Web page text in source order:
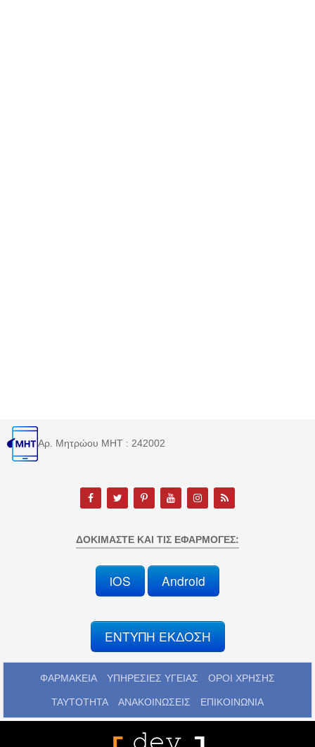
Αρ. Μητρώου MHT : 242002
ΔΟΚΙΜΆΣΤΕ ΚΑΙ ΤΙΣ ΕΦΑΡΜΟΓΈΣ:
iOS Android
ΕΝΤΥΠΗ ΕΚΔΟΣΗ
ΦΑΡΜΑΚΕΙΑ ΥΠΗΡΕΣΙΕΣ ΥΓΕΙΑΣ ΟΡΟΙ ΧΡΗΣΗΣ
ΤΑΥΤΟΤΗΤΑ ΑΝΑΚΟΙΝΩΣΕΙΣ ΕΠΙΚΟΙΝΩΝΙΑ